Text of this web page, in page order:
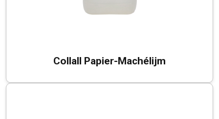
Collall Papier-Machélijm